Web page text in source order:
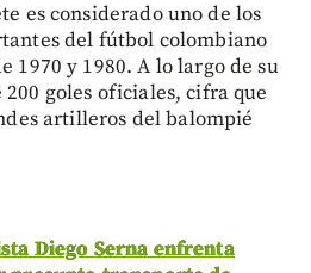
es considerado uno de los
del fútbol colombiano
1970 y 1980. A lo largo de su
goles oficiales, cifra que
artilleros del balompié
Diego Serna enfrenta